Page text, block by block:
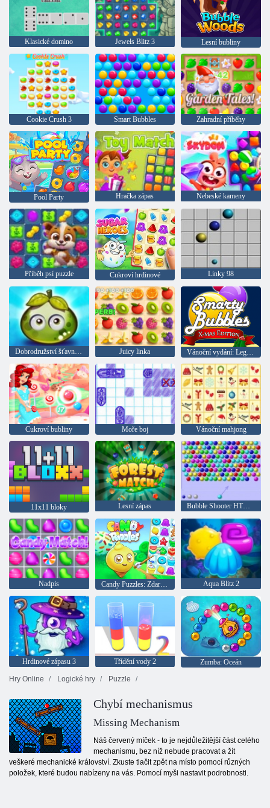
Klasické domino Jewels Blitz 3 Lesní bubliny
Cookie Crush 3 Smart Bubbles Zahradní příběhy
Pool Party Hračka zápas Nebeské kameny
Příběh psí puzzle Cukroví hrdinové Linky 98
Dobrodružství šťavnatých bobulí Juicy linka Vánoční vydání: Legrační bubliny
Cukroví bubliny Moře boj Vánoční mahjong
11x11 bloky Lesní zápas Bubble Shooter HTML5
Nadpis Candy Puzzles: Zdarma Match 3 Aqua Blitz 2
Hrdinové zápasu 3 Třídění vody 2
Zumba: Oceán
Hry Online
Logické hry Puzzle
Chybí mechanismus
Missing Mechanism
Náš červený míček - to je nejdůležitější část celého
mechanismu, bez níž nebude pracovat a žít
veškeré mechanické království. Zkuste tlačit zpět na místo pomocí různých
položek, které budou nabízeny na vás. Pomocí myši nastavit podrobnosti.